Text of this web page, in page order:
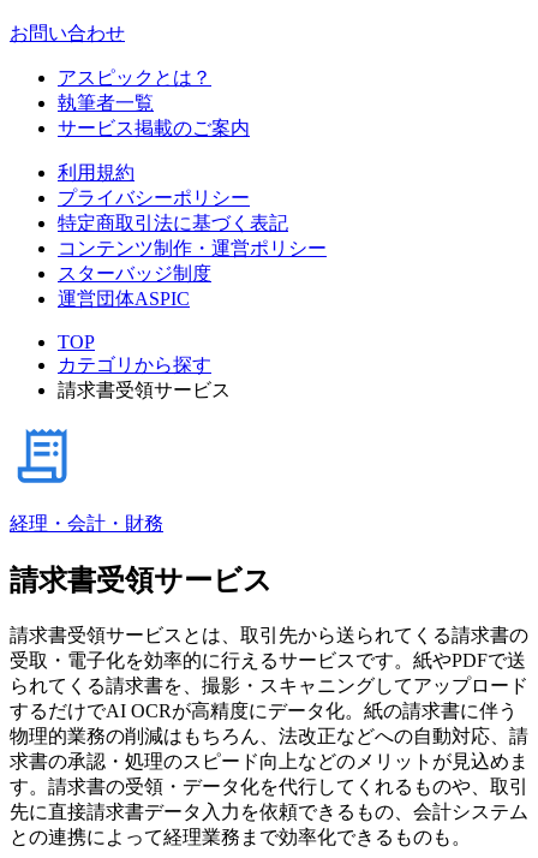
お問い合わせ
アスピックとは？
執筆者一覧
サービス掲載のご案内
利用規約
プライバシーポリシー
特定商取引法に基づく表記
コンテンツ制作・運営ポリシー
スターバッジ制度
運営団体ASPIC
TOP
カテゴリから探す
請求書受領サービス
経理・会計・財務
請求書受領サービス
請求書受領サービスとは、取引先から送られてくる請求書の
受取・電子化を効率的に行えるサービスです。紙やPDFで送
られてくる請求書を、撮影・スキャニングしてアップロード
するだけでAI OCRが高精度にデータ化。紙の請求書に伴う
物理的業務の削減はもちろん、法改正などへの自動対応、請
求書の承認・処理のスピード向上などのメリットが見込めま
す。請求書の受領・データ化を代行してくれるものや、取引
先に直接請求書データ入力を依頼できるもの、会計システム
との連携によって経理業務まで効率化できるものも。